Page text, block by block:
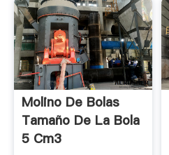
Molino De Bolas
Tamaño De La Bola
5 Cm3